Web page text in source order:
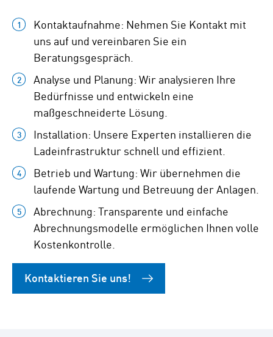
Kontaktaufnahme: Nehmen Sie Kontakt mit
uns auf und vereinbaren Sie ein
Beratungsgespräch.
Analyse und Planung: Wir analysieren Ihre
Bedürfnisse und entwickeln eine
maßgeschneiderte Lösung.
Installation: Unsere Experten installieren die
Ladeinfrastruktur schnell und effizient.
Betrieb und Wartung: Wir übernehmen die
laufende Wartung und Betreuung der Anlagen.
Abrechnung: Transparente und einfache
Abrechnungsmodelle ermöglichen Ihnen volle
Kostenkontrolle.
Kontaktieren Sie uns!